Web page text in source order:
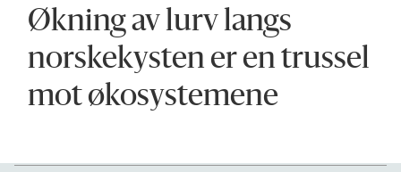
Økning av lurv langs
norskekysten er en trussel
mot økosystemene